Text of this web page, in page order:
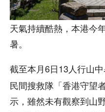
天氣持續酷熱，本港今
暑。
截至本月6日13人行山
民間搜救隊「香港守望
示，雖然未有觀察到山